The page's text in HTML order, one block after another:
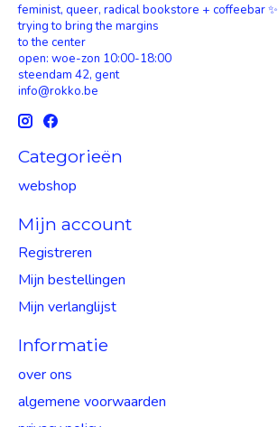
feminist, queer, radical bookstore + coffeebar ✨
trying to bring the margins
to the center
open: woe-zon 10:00-18:00
steendam 42, gent
info@rokko.be
Categorieën
webshop
Mijn account
Registreren
Mijn bestellingen
Mijn verlanglijst
Informatie
over ons
algemene voorwaarden